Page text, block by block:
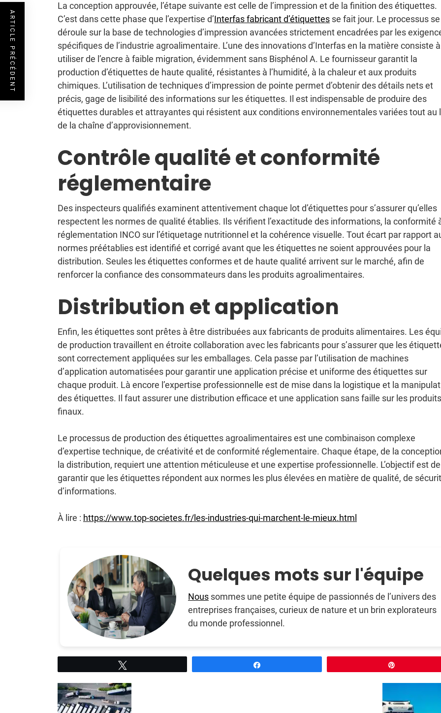
La conception approuvée, l’étape suivante est celle de l’impression et de la finition des étiquettes.
C’est dans cette phase que l’expertise d’Interfas fabricant d’étiquettes se fait jour. Le processus se
déroule sur la base de technologies d’impression avancées strictement encadrées par les
spécifiques de l’industrie agroalimentaire. L’une des innovations d’Interfas en la matière consiste à
utiliser de l’encre à faible migration, évidemment sans Bisphénol A. Le fournisseur garantit la
production d’étiquettes de haute qualité, résistantes à l’humidité, à la chaleur et aux produits
chimiques. L’utilisation de techniques d’impression de pointe permet d’obtenir des détails nets et
précis, gage de lisibilité des informations sur les étiquettes. Il est indispensable de produire des
étiquettes durables et attrayantes qui résistent aux conditions environnementales variées tout au
de la chaîne d’approvisionnement.
Contrôle qualité et conformité
réglementaire
Des inspecteurs qualifiés examinent attentivement chaque lot d’étiquettes pour s’assurer qu’elles
respectent les normes de qualité établies. Ils vérifient l’exactitude des informations, la conformité
réglementation INCO sur l’étiquetage nutritionnel et la cohérence visuelle. Tout écart par rapport
normes préétablies est identifié et corrigé avant que les étiquettes ne soient approuvées pour la
distribution. Seules les étiquettes conformes et de haute qualité arrivent sur le marché, afin de
renforcer la confiance des consommateurs dans les produits agroalimentaires.
Distribution et application
Enfin, les étiquettes sont prêtes à être distribuées aux fabricants de produits alimentaires. Les
de production travaillent en étroite collaboration avec les fabricants pour s’assurer que les
sont correctement appliquées sur les emballages. Cela passe par l’utilisation de machines
d’application automatisées pour garantir une application précise et uniforme des étiquettes sur
chaque produit. Là encore l’expertise professionnelle est de mise dans la logistique et la
des étiquettes. Il faut assurer une distribution efficace et une application sans faille sur les produits
finaux.
Le processus de production des étiquettes agroalimentaires est une combinaison complexe
d’expertise technique, de créativité et de conformité réglementaire. Chaque étape, de la
la distribution, requiert une attention méticuleuse et une expertise professionnelle. L’objectif est de
garantir que les étiquettes répondent aux normes les plus élevées en matière de qualité, de
d’informations.
À lire : https://www.top-societes.fr/les-industries-qui-marchent-le-mieux.html
Quelques mots sur l'équipe
Nous sommes une petite équipe de passionnés de l’univers des
entreprises françaises, curieux de nature et un brin explorateurs
du monde professionnel.
Post
ARTICLE PRÉCÉDENT